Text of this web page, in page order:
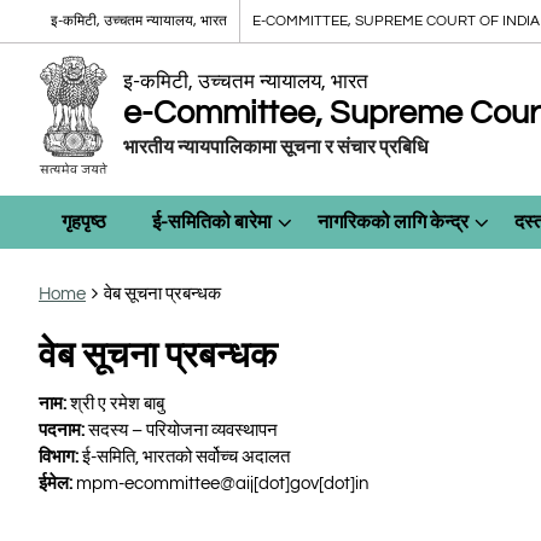
इ-कमिटी, उच्चतम न्यायालय, भारत E-COMMITTEE, SUPREME COURT OF INDIA
इ-कमिटी, उच्चतम न्यायालय, भारत
e-Committee, Supreme
भारतीय न्यायपालिकामा सूचना र संचार प्रबिधि
गृहपृष्ठ ई-समितिको बारेमा नागरिकको लागि केन्द्र
Home वेब सूचना प्रबन्धक
वेब सूचना प्रबन्धक
नाम:श्री ए रमेश बाबु
पदनाम:सदस्य – परियोजना व्यवस्थापन
विभाग:ई-समिति, भारतको सर्वोच्च अदालत
ईमेल: mpm-ecommittee@aij[dot]gov[dot]in